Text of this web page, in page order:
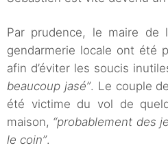
Par prudence, le maire de
gendarmerie locale ont été
afin d’éviter les soucis
beaucoup jasé”. Le couple
été victime du vol de
maison, “probablement des
le coin”.